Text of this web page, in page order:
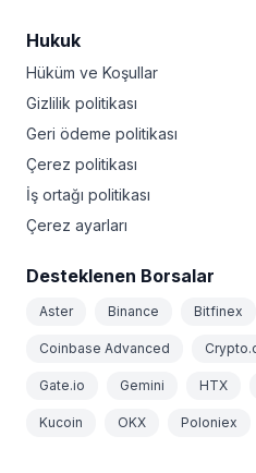
Hukuk
Hüküm ve Koşullar
Gizlilik politikası
Geri ödeme politikası
Çerez politikası
İş ortağı politikası
Çerez ayarları
Desteklenen Borsalar
Aster Binance Bitfinex
Coinbase Advanced
Gate.io Gemini HTX
Kucoin OKX Poloniex